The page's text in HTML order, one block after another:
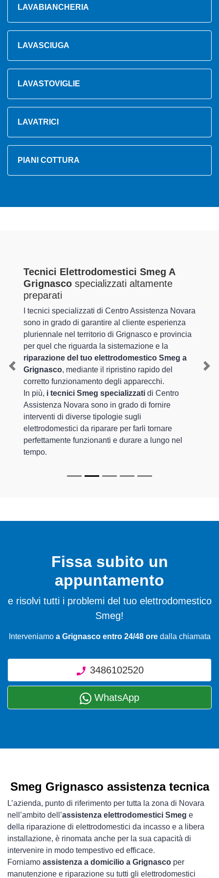
LAVABIANCHERIA
LAVASCIUGA
LAVASTOVIGLIE
LAVATRICI
PIANI COTTURA
Tecnici Elettrodomestici Smeg A
Grignasco specializzati altamente
preparati
I tecnici specializzati di Centro Assistenza Novara
sono in grado di garantire al cliente esperienza
pluriennale nel territorio di Grignasco e provincia
per quel che riguarda la sistemazione e la
riparazione del tuo elettrodomestico Smeg a
Grignasco, mediante il ripristino rapido del
corretto funzionamento degli apparecchi.
In più, i tecnici Smeg specializzati di Centro
Assistenza Novara sono in grado di fornire
interventi di diverse tipologie sugli
elettrodomestici da riparare per farli tornare
perfettamente funzionanti e durare a lungo nel
tempo.
Previous
Fissa subito un
appuntamento
e risolvi tutti i problemi del tuo elettrodomestico
Smeg!
Interveniamo a Grignasco entro 24/48 oredalla chiamata
3486102520
WhatsApp
Smeg Grignasco assistenza tecnica
L’azienda, punto di riferimento per tutta la zona di Novara
nell’ambito dell’assistenza elettrodomestici Smeg e
della riparazione di elettrodomestici da incasso e a libera
installazione, è rinomata anche per la sua capacità di
intervenire in modo tempestivo ed efficace.
Forniamo assistenza a domicilio a Grignasco per
manutenzione e riparazione su tutti gli elettrodomestici